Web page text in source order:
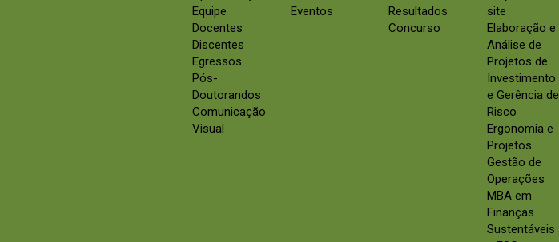
Equipe
Docentes
Discentes
Egressos
Pós-
Doutorandos
Comunicação
Visual
Eventos
Resultados
Concurso
site
Elaboração e
Análise de
Projetos de
Investimento
e Gerência de
Risco
Ergonomia e
Projetos
Gestão de
Operações
MBA em
Finanças
Sustentáveis